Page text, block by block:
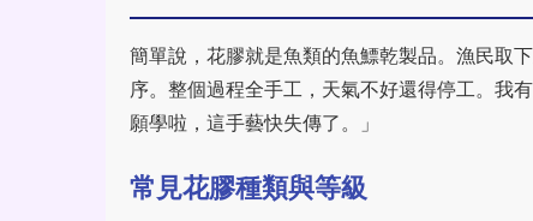
簡單說，花膠就是魚類的魚鰾乾製品。漁民取
序。整個過程全手工，天氣不好還得停工。我
願學啦，這手藝快失傳了。」
常見花膠種類與等級